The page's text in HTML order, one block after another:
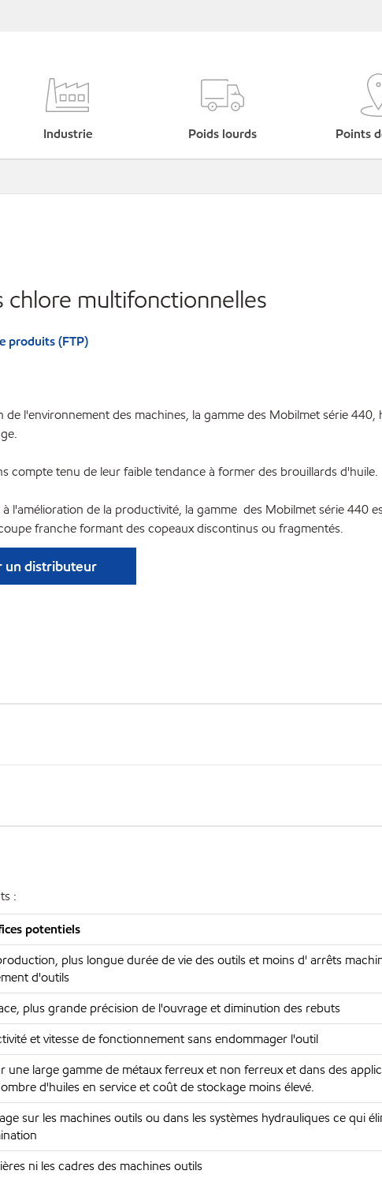
Industrie Poids lourds Points
chlore multifonctionnelles
produits (FTP)
l'environnement des machines, la gamme des Mobilmet série
compte tenu de leur faible tendance à former des brouillards d'huile.
l'amélioration de la productivité, la gamme des Mobilmet série 440
franche formant des copeaux discontinus ou fragmentés.
un distributeur
:
potentiels
plus longue durée de vie des outils et moins d' arrêts
d'outils
plus grande précision de l'ouvrage et diminution des rebuts
et vitesse de fonctionnement sans endommager l'outil
une large gamme de métaux ferreux et non ferreux et dans des
d'huiles en service et coût de stockage moins élevé.
sur les machines outils ou dans les systèmes hydrauliques ce qui
ni les cadres des machines outils